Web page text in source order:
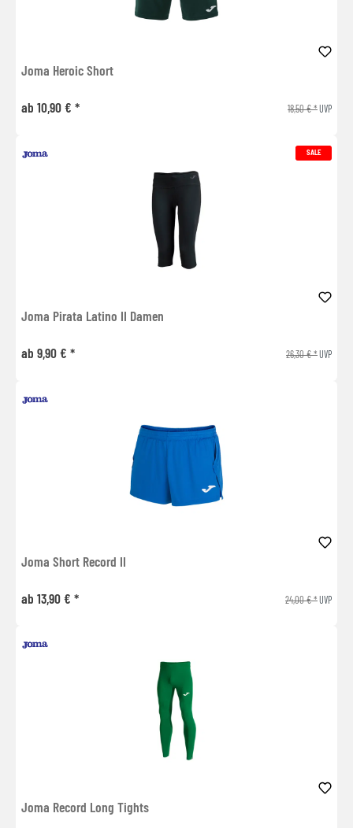
Joma Heroic Short
ab 10,90 € * 18,50 € *UVP
SALE
Joma Pirata Latino II Damen
ab 9,90 € * 26,30 € *UVP
Joma Short Record II
ab 13,90 € * 24,00 € *UVP
Joma Record Long Tights